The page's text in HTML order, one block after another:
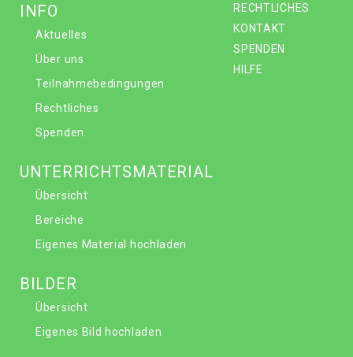
RECHTLICHES
KONTAKT
SPENDEN
HILFE
INFO
Aktuelles
Über uns
Teilnahmebedingungen
Rechtliches
Spenden
UNTERRICHTSMATERIAL
Übersicht
Bereiche
Eigenes Material hochladen
BILDER
Übersicht
Eigenes Bild hochladen